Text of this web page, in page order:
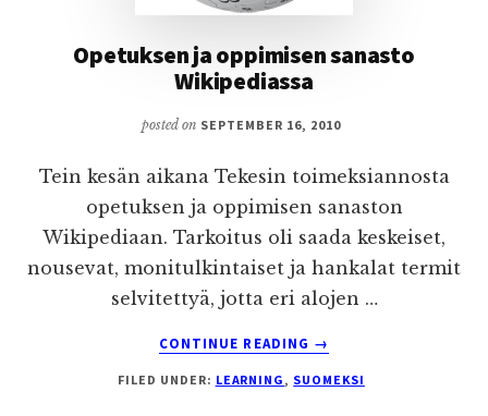
Opetuksen ja oppimisen sanasto
Wikipediassa
posted on SEPTEMBER 16, 2010
Tein kesän aikana Tekesin toimeksiannosta
opetuksen ja oppimisen sanaston
Wikipediaan. Tarkoitus oli saada keskeiset,
nousevat, monitulkintaiset ja hankalat termit
selvitettyä, jotta eri alojen …
CONTINUE READING
ABOUT
JA
→
FILED UNDER: LEARNING , SUOMEKSI